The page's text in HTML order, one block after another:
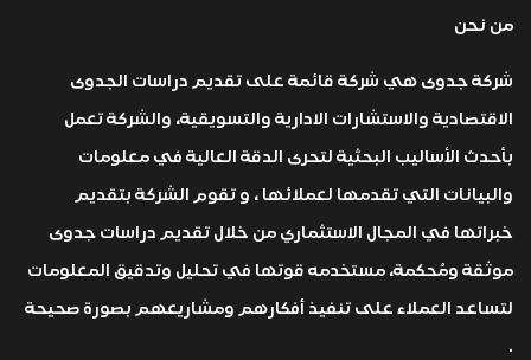
من نحن
شركة جدوى هي شركة قائمة على تقديم دراسات الجدوى
الاقتصادية والاستشارات الادارية والتسويقية، والشركة تعمل
بأحدث الأساليب البحثية لتحرى الدقة العالية في معلومات
والبيانات التي تقدمها لعملائها ، و تقوم الشركة بتقديم
خبراتها في المجال الاستثماري من خلال تقديم دراسات جدوى
موثقة ومُحكمة، مستخدمه قوتها في تحليل وتدقيق المعلومات
لتساعد العملاء على تنفيذ أفكارهم ومشاريعهم بصورة صحيحة
.